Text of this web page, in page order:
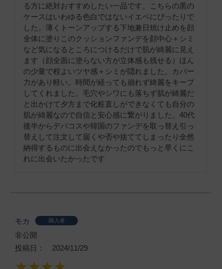
る方に絶対おすすめしたい一品です。こちらの黒の
ケースはいわゆる色白ではないイエベにぴったりで
した。薄くトーンアップする下地兼日焼け止めを顔
全体に塗りこのクッションファンデを顔中心＋シミ
など気になるところにつけるだけで肌が綺麗に見え
ます（顔全面に塗らない方が立体感も残せる）ほん
の少量で程よいツヤ感＋シミが隠れました。カバー
力があり軽い。時間が経っても崩れず綺麗をキープ
してくれました。毛穴やシワにも落ちず肌が綺麗だ
と出かけて夕方まで化粧直しができなくても自分の
肌が綺麗なので自信と安心感に繋がりました。40代
後半からデパコスや韓国のファンデを取っ替え引っ
替えして注文して届くや否や捨ててしまったり全然
納得するものに出会えなかったのでもっと早くにこ
れに出会いたかったです
モカ 購入者
非公開
投稿日
2024/11/29